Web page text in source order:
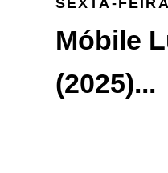
SEXTA-
Móbile
(2025)...